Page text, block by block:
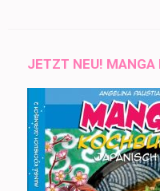
JETZT NEU! MANGA